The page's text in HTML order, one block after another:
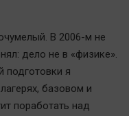
В 2006-м не
дело не в «физике».
я
базовом и
поработать над